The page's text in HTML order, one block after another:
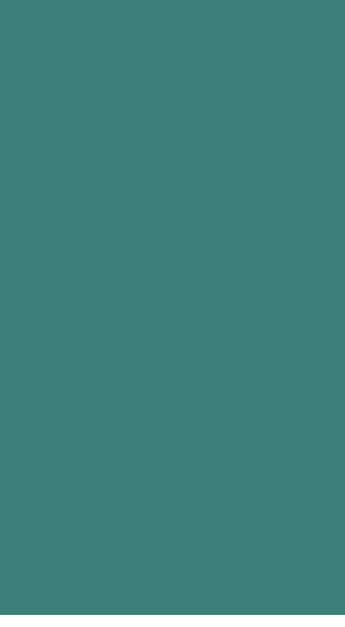
습니다(10일);
를 통한 IHRU의 홍보 역량 강화(10일);
임명);